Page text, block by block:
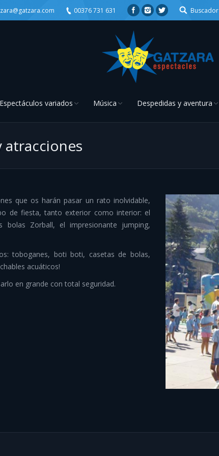
00376 731 631 Buscador
Espectáculos variados Música Despedidas y aventura
atracciones
que os harán pasar un rato inolvidable,
de fiesta, tanto exterior como interior: el
bolas Zorball, el impresionante jumping,
toboganes, boti boti, casetas de bolas,
acuáticos!
en grande con total seguridad.